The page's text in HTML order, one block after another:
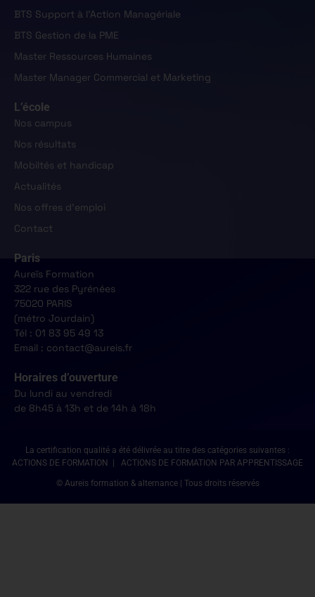
BTS Support à l'Action Managériale
BTS Gestion de la PME
Master Ressources Humaines
Master Manager Commercial et Marketing
L’école
Nos campus
Nos résultats
Mobiltés et handicap
Actualités
Nos offres d'emploi
Contact
Paris
Aureïs Formation
322 rue des Pyrénées
75020 PARIS
(métro Jourdain)
Tél : 01 83 95 49 13
Email : contact@aureis.fr
Horaires d’ouverture
Du lundi au vendredi
de 8h45 à 13h et de 14h à 18h
La certification qualité a été délivrée au titre des catégories suivantes :
ACTIONS DE FORMATION | ACTIONS DE FORMATION PAR APPRENTISSAGE
© Aureis formation & alternance | Tous droits réservés